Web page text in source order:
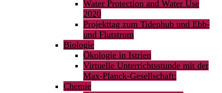
Water Protection and Water Use
2020
Projekttag zum Tidenhub und Ebb-
und Flutstrom
Biologie
Ökologie in Istrien
Virtuelle Unterrichtsstunde mit der
Max-Planck-Gesellschaft:
Chemie